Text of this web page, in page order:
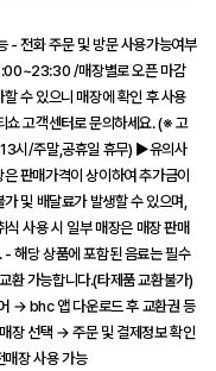
- 전화 주문 및 방문 사용가능여부
/매장별로 오픈 마감
수 있으니 매장에 확인 후 사용
쇼 고객센터로 문의하세요. (※ 고
시/주말,공휴일 휴무) ▶유의사
판매가격이 상이하여 추가금이
및 배달료가 발생할 수 있으며,
사용 시 일부 매장은 매장 판매
해당 상품에 포함된 음료는 필수
환 가능합니다.(타제품 교환불가)
→ bhc 앱 다운로드 후 교환권 등
장 선택 → 주문 및 결제정보 확인
장 사용 가능